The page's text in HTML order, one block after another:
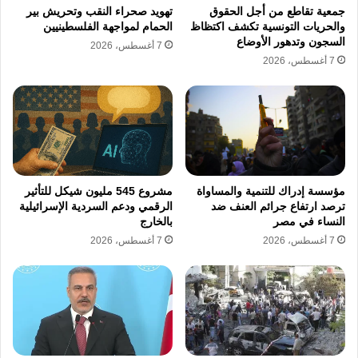
المفوضية السامية لحقوق الإنسان نظرا لتقويض
الثقة في الالتزامات الدولية المتعلقة بحماية
المدنيين، وتوفر هذه الغارات مادة توثيقية وافية
لمنظمات حقوق الإنسان لتقديم تقارير دورية
تخضع سمعة الجيش السعودي للتدقيق تمهيدا
لفرض عقوبات أو إدانات دولية واسعة، وتواجه
المملكة العربية السعودية تحت رقابة قانونية دولية
مباشرة ضغوطا لتفسير استهداف القوات
المسؤولة عن حفظ الأمن في مناطقها، وهو ما
بشرية أو مادية نتجت عن تلك الهجمات الجوية.
طالب مجلس حقوق الإنسان وفريق الخبراء
جمعية تقاطع من أجل الحقوق
والحريات التونسية تكشف اكتظاظ
السجون وتدهور الأوضاع
7 أغسطس، 2026
تهويد صحراء النقب وتحريش بير
الحمام لمواجهة الفلسطينيين
7 أغسطس، 2026
مؤسسة إدراك للتنمية والمساواة
ترصد ارتفاع جرائم العنف ضد
النساء في مصر
7 أغسطس، 2026
مشروع 545 مليون شيكل للتأثير
الرقمي ودعم السردية الإسرائيلية
بالخارج
7 أغسطس، 2026